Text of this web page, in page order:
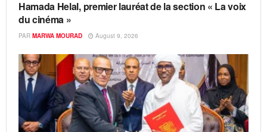
Hamada Helal, premier lauréat de la section « La voix
du cinéma »
PAR MARWA MOURAD August 9, 2026